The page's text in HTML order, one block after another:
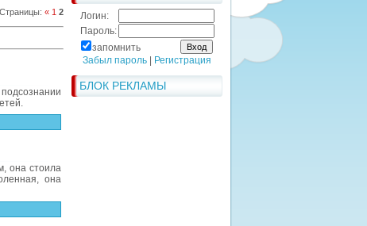
Логин:
Пароль:
запомнить
Забыл пароль
Регистрация
БЛОК РЕКЛАМЫ
Страницы: « 1 2
она стоила
она